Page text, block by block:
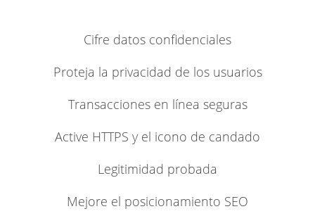
Cifre datos confidenciales
Proteja la privacidad de los usuarios
Transacciones en línea seguras
Active HTTPS y el icono de candado
Legitimidad probada
Mejore el posicionamiento SEO